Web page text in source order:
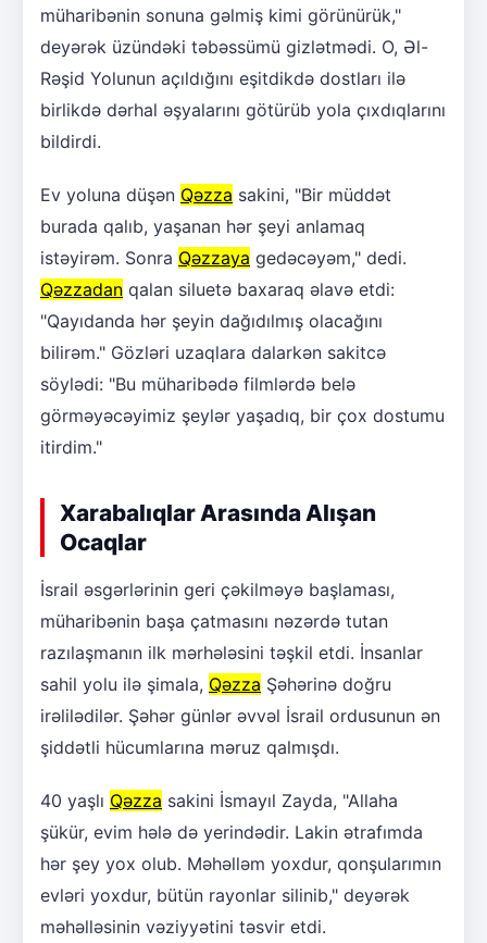
müharibənin sonuna gəlmiş kimi görünürük,"
deyərək üzündəki təbəssümü gizlətmədi. O, Əl-
Rəşid Yolunun açıldığını eşitdikdə dostları ilə
birlikdə dərhal əşyalarını götürüb yola çıxdıqlarını
bildirdi.
Ev yoluna düşən Qəzza sakini, "Bir müddət
burada qalıb, yaşanan hər şeyi anlamaq
istəyirəm. Sonra Qəzzaya gedəcəyəm," dedi.
Qəzzadan qalan siluetə baxaraq əlavə etdi:
"Qayıdanda hər şeyin dağıdılmış olacağını
bilirəm." Gözləri uzaqlara dalarkən sakitcə
söylədi: "Bu müharibədə filmlərdə belə
görməyəcəyimiz şeylər yaşadıq, bir çox dostumu
itirdim."
Xarabalıqlar Arasında Alışan
Ocaqlar
İsrail əsgərlərinin geri çəkilməyə başlaması,
müharibənin başa çatmasını nəzərdə tutan
razılaşmanın ilk mərhələsini təşkil etdi. İnsanlar
sahil yolu ilə şimala, Qəzza Şəhərinə doğru
irəlilədilər. Şəhər günlər əvvəl İsrail ordusunun ən
şiddətli hücumlarına məruz qalmışdı.
40 yaşlı Qəzza sakini İsmayıl Zayda, "Allaha
şükür, evim hələ də yerindədir. Lakin ətrafımda
hər şey yox olub. Məhəlləm yoxdur, qonşularımın
evləri yoxdur, bütün rayonlar silinib," deyərək
məhəlləsinin vəziyyətini təsvir etdi.